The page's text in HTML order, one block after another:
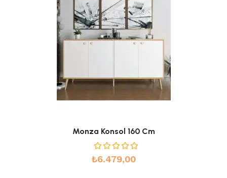
Monza Konsol 160 Cm
₺6.479,00